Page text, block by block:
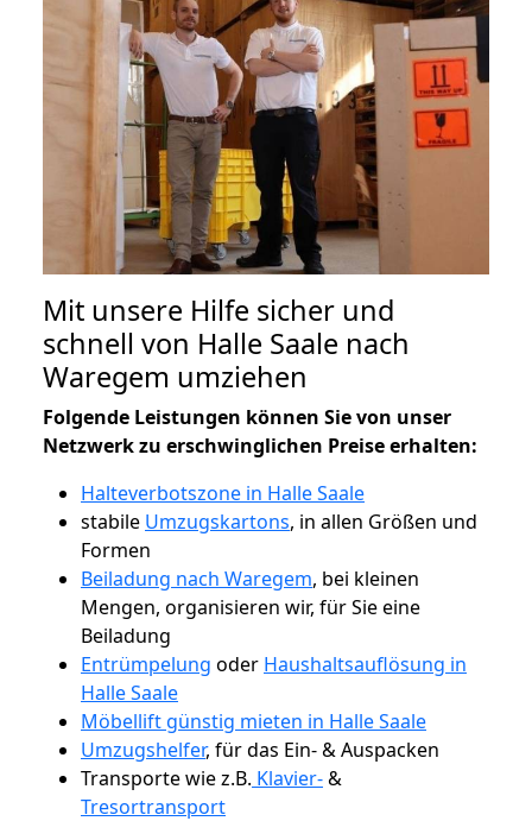
Mit unsere Hilfe sicher und
schnell von Halle Saale nach
Waregem umziehen
Folgende Leistungen können Sie von unser
Netzwerk zu erschwinglichen Preise erhalten:
Halteverbotszone in Halle Saale
stabile Umzugskartons, in allen Größen und
Formen
Beiladung nach Waregem, bei kleinen
Mengen, organisieren wir, für Sie eine
Beiladung
Entrümpelung oder Haushaltsauflösung in
Halle Saale
Möbellift günstig mieten in Halle Saale
Umzugshelfer, für das Ein- & Auspacken
Transporte wie z.B. Klavier-&
Tresortransport